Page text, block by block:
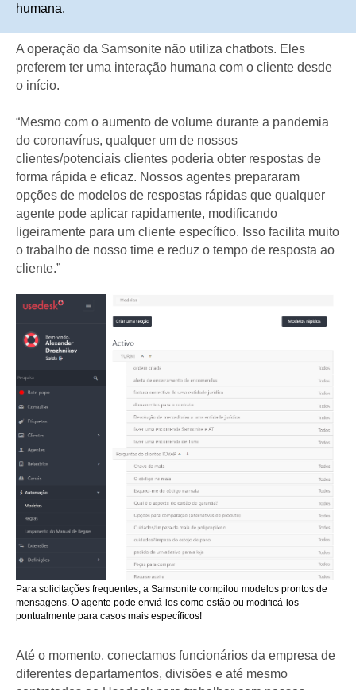
humana.
A operação da Samsonite não utiliza chatbots. Eles
preferem ter uma interação humana com o cliente desde
o início.
“Mesmo com o aumento de volume durante a pandemia
do coronavírus, qualquer um de nossos
clientes/potenciais clientes poderia obter respostas de
forma rápida e eficaz. Nossos agentes prepararam
opções de modelos de respostas rápidas que qualquer
agente pode aplicar rapidamente, modificando
ligeiramente para um cliente específico. Isso facilita muito
o trabalho de nosso time e reduz o tempo de resposta ao
cliente.”
Para solicitações frequentes, a Samsonite compilou modelos prontos de
mensagens. O agente pode enviá-los como estão ou modificá-los
pontualmente para casos mais específicos!
Até o momento, conectamos funcionários da empresa de
diferentes departamentos, divisões e até mesmo